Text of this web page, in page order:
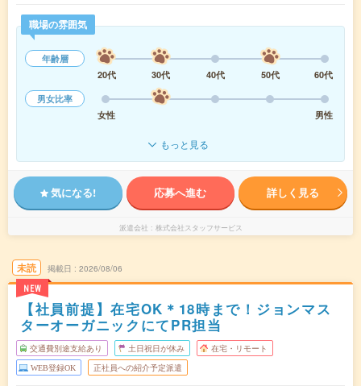
職場の雰囲気
年齢層
20代
30代 40代 50代
60代
男女比率
女性
男性
もっと見る
気になる! 応募へ進む 詳しく見る
派遣会社 株式会社スタッフサービス
未読
NEW
掲載日 2026/08/06
【社員前提】在宅OK＊18時まで！ジョンマス
ターオーガニックにてPR担当
交通費別途支給あり 土日祝日が休み 在宅・リモート
WEB登録OK 正社員への紹介予定派遣